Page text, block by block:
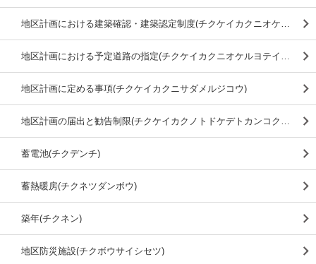
地区計画における建築確認・建築認定制度(チクケイカクニオケルケンチクカクニン・ケンチクニンテイセイド)
地区計画における予定道路の指定(チクケイカクニオケルヨテイドウロノシテイ)
地区計画に定める事項(チクケイカクニサダメルジコウ)
地区計画の届出と勧告制限(チクケイカクノトドケデトカンコクセイゲン)
蓄電池(チクデンチ)
蓄熱暖房(チクネツダンボウ)
築年(チクネン)
地区防災施設(チクボウサイシセツ)